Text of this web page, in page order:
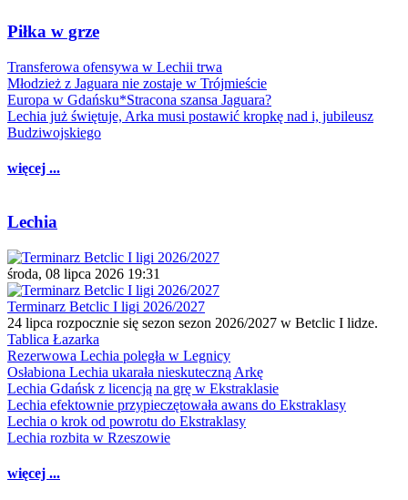
Piłka w grze
Transferowa ofensywa w Lechii trwa
Młodzież z Jaguara nie zostaje w Trójmieście
Europa w Gdańsku*Stracona szansa Jaguara?
Lechia już świętuje, Arka musi postawić kropkę nad i, jubileusz
Budziwojskiego
więcej ...
Lechia
środa, 08 lipca 2026 19:31
Terminarz Betclic I ligi 2026/2027
24 lipca rozpocznie się sezon sezon 2026/2027 w Betclic I lidze.
Tablica Łazarka
Rezerwowa Lechia poległa w Legnicy
Osłabiona Lechia ukarała nieskuteczną Arkę
Lechia Gdańsk z licencją na grę w Ekstraklasie
Lechia efektownie przypieczętowała awans do Ekstraklasy
Lechia o krok od powrotu do Ekstraklasy
Lechia rozbita w Rzeszowie
więcej ...